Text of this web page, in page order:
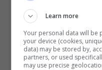
gatto
Learn more
Your personal data will be
your device (cookies,
data) may be stored by,
partners, or used
may use precise